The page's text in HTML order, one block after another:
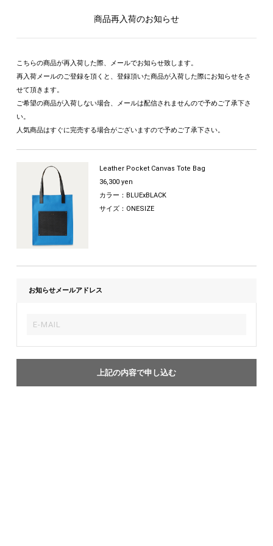
商品再入荷のお知らせ
こちらの商品が再入荷した際、メールでお知らせ致します。
再入荷メールのご登録を頂くと、登録頂いた商品が入荷した際にお知らせをさ
せて頂きます。
ご希望の商品が入荷しない場合、メールは配信されませんので予めご了承下さ
い。
人気商品はすぐに完売する場合がございますので予めご了承下さい。
Leather Pocket Canvas Tote Bag
36,300 yen
カラー：BLUExBLACK
サイズ：ONESIZE
お知らせメールアドレス
上記の内容で申し込む